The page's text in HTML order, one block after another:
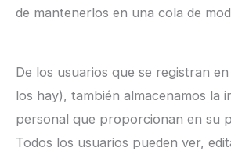
de mantenerlos en una cola de
De los usuarios que se registran
los hay), también almacenamos la
personal que proporcionan en su
Todos los usuarios pueden ver,